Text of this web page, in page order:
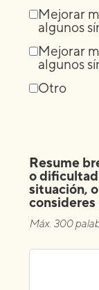
Mejorar
algunos
Mejorar
algunos
Otro
Resume
o dificultad
situación,
consideres
Máx. 300